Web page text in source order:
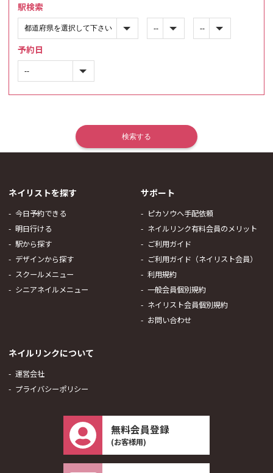
駅検索
予約日
ネイリストを探す
今日予約できる
明日行ける
駅から探す
デザインから探す
スクールメニュー
シニアネイルメニュー
サポート
ピカソウへ手配依頼
ネイルリンク有料会員のメリット
ご利用ガイド
ご利用ガイド（ネイリスト会員）
利用規約
一般会員個別規約
ネイリスト会員個別規約
お問い合わせ
ネイルリンクについて
運営会社
プライバシーポリシー
無料会員登録
(お客様用)